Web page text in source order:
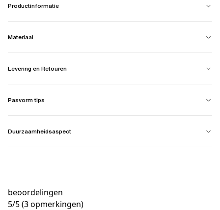
Productinformatie
Materiaal
Levering en Retouren
Pasvorm tips
Duurzaamheidsaspect
beoordelingen
5/5(3 opmerkingen)